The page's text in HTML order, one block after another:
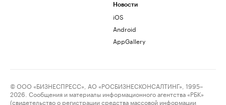
Новости
iOS
Android
AppGallery
© ООО «БИЗНЕСПРЕСС», АО «РОСБИЗНЕСКОНСАЛТИНГ», 1995–
2026. Сообщения и материалы информационного агентства «РБК»
(свидетельство о регистрации средства массовой информации